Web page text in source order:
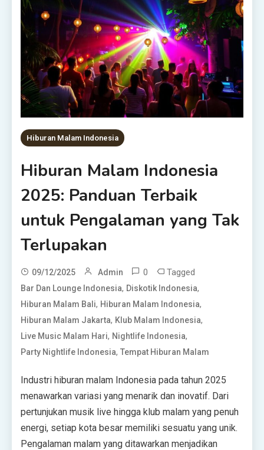
Hiburan Malam Indonesia
Hiburan Malam Indonesia
2025: Panduan Terbaik
untuk Pengalaman yang Tak
Terlupakan
09/12/2025 Admin 0 Tagged
Bar Dan Lounge Indonesia, Diskotik Indonesia,
Hiburan Malam Bali, Hiburan Malam Indonesia,
Hiburan Malam Jakarta, Klub Malam Indonesia,
Live Music Malam Hari, Nightlife Indonesia,
Party Nightlife Indonesia,Tempat Hiburan Malam
Industri hiburan malam Indonesia pada tahun 2025
menawarkan variasi yang menarik dan inovatif. Dari
pertunjukan musik live hingga klub malam yang penuh
energi, setiap kota besar memiliki sesuatu yang unik.
Pengalaman malam yang ditawarkan menjadikan